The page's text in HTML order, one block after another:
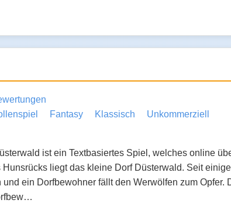
Fantasy Klassisch Unkommerziell
ist ein Textbasiertes Spiel, welches online
liegt das kleine Dorf Düsterwald. Seit
ein Dorfbewohner fällt den Werwölfen zum